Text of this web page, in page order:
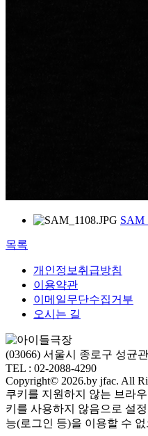
목록
개인정보취급방침
이용약관
이메일무단수집거부
오시는 길
(03066) 서울시 종로구 성균
TEL : 02-2088-4290
Copyright© 2026.by jfac. All
쿠키를 지원하지 않는 브라
키를 사용하지 않음으로 설
능(로그인 등)을 이용할 수